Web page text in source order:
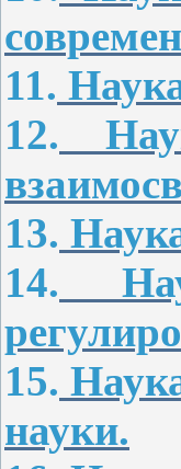
11.
12.
13.
14.
15.
науки.